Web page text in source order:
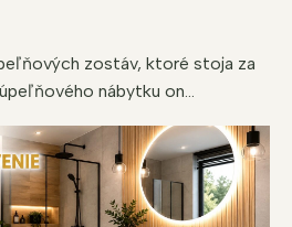
zostáv, ktoré stoja za
nábytku on...